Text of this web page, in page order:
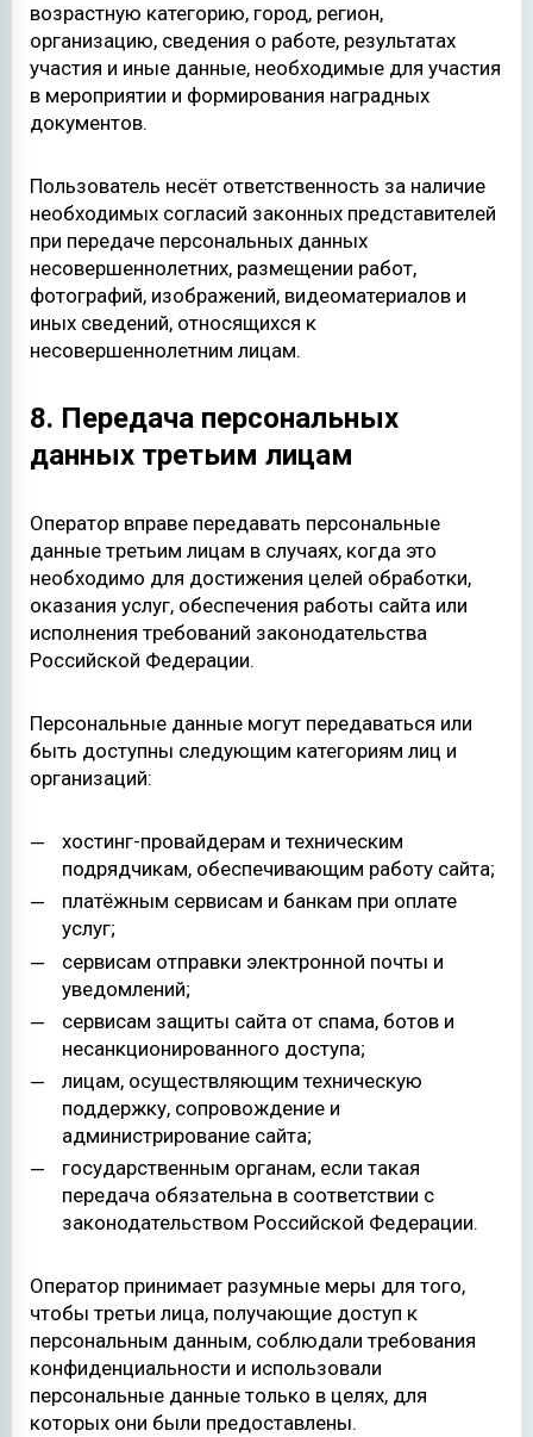
возрастную категорию, город, регион,
организацию, сведения о работе, результатах
участия и иные данные, необходимые для участия
в мероприятии и формирования наградных
документов.
Пользователь несёт ответственность за наличие
необходимых согласий законных представителей
при передаче персональных данных
несовершеннолетних, размещении работ,
фотографий, изображений, видеоматериалов и
иных сведений, относящихся к
несовершеннолетним лицам.
8. Передача персональных
данных третьим лицам
Оператор вправе передавать персональные
данные третьим лицам в случаях, когда это
необходимо для достижения целей обработки,
оказания услуг, обеспечения работы сайта или
исполнения требований законодательства
Российской Федерации.
Персональные данные могут передаваться или
быть доступны следующим категориям лиц и
организаций:
хостинг-провайдерам и техническим
подрядчикам, обеспечивающим работу сайта;
платёжным сервисам и банкам при оплате
услуг;
сервисам отправки электронной почты и
уведомлений;
сервисам защиты сайта от спама, ботов и
несанкционированного доступа;
лицам, осуществляющим техническую
поддержку, сопровождение и
администрирование сайта;
государственным органам, если такая
передача обязательна в соответствии с
законодательством Российской Федерации.
Оператор принимает разумные меры для того,
чтобы третьи лица, получающие доступ к
персональным данным, соблюдали требования
конфиденциальности и использовали
персональные данные только в целях, для
которых они были предоставлены.